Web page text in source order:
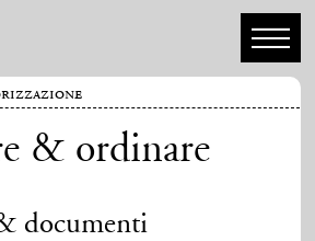
& ordinare
documenti